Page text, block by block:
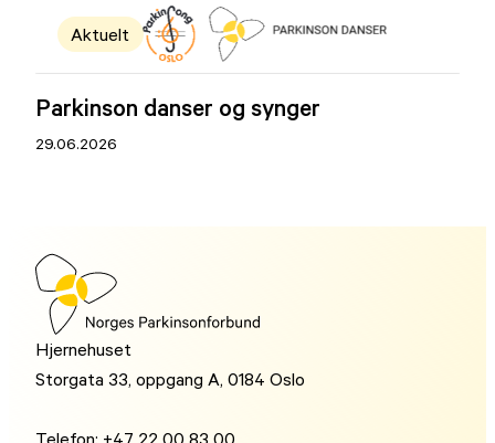
Aktuelt
Parkinson danser og synger
29.06.2026
Hjernehuset
Storgata 33, oppgang A, 0184 Oslo
Telefon: +47 22 00 83 00